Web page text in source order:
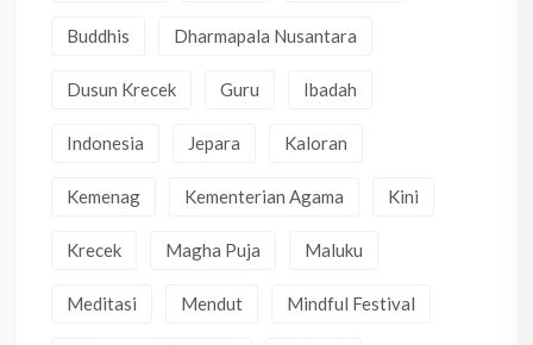
Buddhis Dharmapala Nusantara
Dusun Krecek Guru Ibadah
Indonesia Jepara Kaloran
Kemenag Kementerian Agama Kini
Krecek Magha Puja Maluku
Meditasi Mendut Mindful Festival